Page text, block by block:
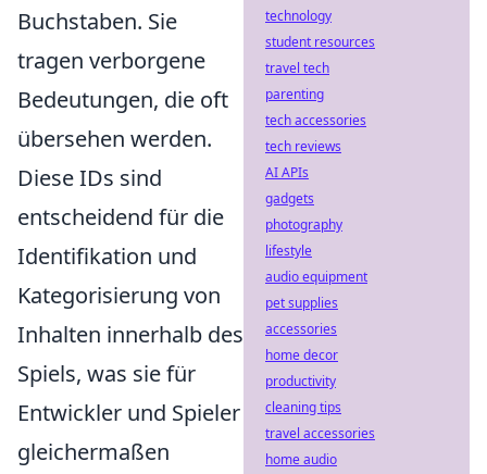
Buchstaben. Sie
tragen verborgene
Bedeutungen, die oft
übersehen werden.
Diese IDs sind
entscheidend für die
Identifikation und
Kategorisierung von
Inhalten innerhalb des
Spiels, was sie für
Entwickler und Spieler
gleichermaßen
technology
student resources
travel tech
parenting
tech accessories
tech reviews
AI APIs
gadgets
photography
lifestyle
audio equipment
pet supplies
accessories
home decor
productivity
cleaning tips
travel accessories
home audio